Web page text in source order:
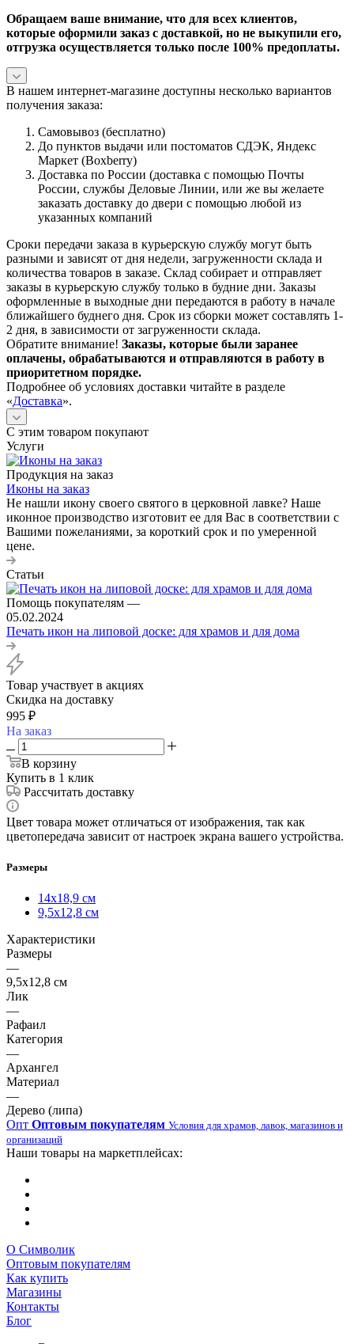
Обращаем ваше внимание, что для всех клиентов,
которые оформили заказ с доставкой, но не выкупили его,
отгрузка осуществляется только после 100% предоплаты.
В нашем интернет-магазине доступны несколько вариантов
получения заказа:
Самовывоз (бесплатно)
До пунктов выдачи или постоматов СДЭК, Яндекс
Маркет (Boxberry)
Доставка по России (доставка с помощью Почты
России, службы Деловые Линии, или же вы желаете
заказать доставку до двери с помощью любой из
указанных компаний
Сроки передачи заказа в курьерскую службу могут быть
разными и зависят от дня недели, загруженности склада и
количества товаров в заказе. Склад собирает и отправляет
заказы в курьерскую службу только в будние дни. Заказы
оформленные в выходные дни передаются в работу в начале
ближайшего буднего дня. Срок из сборки может составлять 1-
2 дня, в зависимости от загруженности склада.
Обратите внимание! Заказы, которые были заранее
оплачены, обрабатываются и отправляются в работу в
приоритетном порядке.
Подробнее об условиях доставки читайте в разделе
«Доставка».
С этим товаром покупают
Услуги
Продукция на заказ
Иконы на заказ
Не нашли икону своего святого в церковной лавке? Наше
иконное производство изготовит ее для Вас в соответствии с
Вашими пожеланиями, за короткий срок и по умеренной
цене.
Статьи
Помощь покупателям —
05.02.2024
Печать икон на липовой доске: для храмов и для дома
Товар участвует в акциях
Скидка на доставку
995 ₽
На заказ
В корзину
Купить в 1 клик
Рассчитать доставку
Цвет товара может отличаться от изображения, так как
цветопередача зависит от настроек экрана вашего устройства.
Размеры
14х18,9 см
9,5х12,8 см
Характеристики
Размеры
—
9,5х12,8 см
Лик
—
Рафаил
Категория
—
Архангел
Материал
—
Дерево (липа)
Опт Оптовым покупателям Условия для храмов, лавок, магазинов и
организаций
Наши товары на маркетплейсах:
О Символик
Оптовым покупателям
Как купить
Магазины
Контакты
Блог